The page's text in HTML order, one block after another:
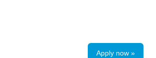
Apply now »